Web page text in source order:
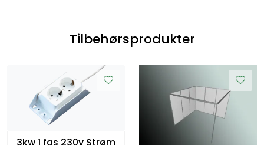
Tilbehørsprodukter